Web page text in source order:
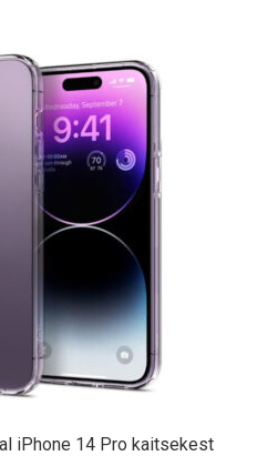
iPhone 14 Pro kaitsekest